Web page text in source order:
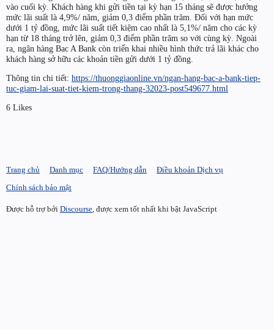
vào cuối kỳ. Khách hàng khi gửi tiền tại kỳ hạn 15 tháng sẽ được hưởng
mức lãi suất là 4,9%/ năm, giảm 0,3 điểm phần trăm. Đối với hạn mức
dưới 1 tỷ đồng, mức lãi suất tiết kiệm cao nhất là 5,1%/ năm cho các kỳ
hạn từ 18 tháng trở lên, giảm 0,3 điểm phần trăm so với cùng kỳ. Ngoài
ra, ngân hàng Bac A Bank còn triển khai nhiều hình thức trả lãi khác cho
khách hàng sở hữu các khoản tiền gửi dưới 1 tỷ đồng.
Thông tin chi tiết: https://thuonggiaonline.vn/ngan-hang-bac-a-bank-tiep-
tuc-giam-lai-suat-tiet-kiem-trong-thang-32023-post549677.html
6 Likes
Trang chủ Danh mục FAQ/Hướng dẫn
Điều khoản Dịch vụ
Chính sách bảo mật
Được hỗ trợ bởi Discourse, được xem tốt nhất khi bật JavaScript